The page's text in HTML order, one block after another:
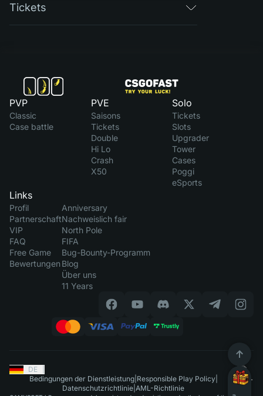
Tickets
PVP
Classic
Case battle
PVE
Saisons
Tickets
Double
Hi Lo
Crash
X50
Solo
Tickets
Slots
Upgrader
Tower
Cases
Poggi
eSports
Links
Profil
Partnerschaft
VIP
FAQ
Free Game
Bewertungen
Anniversary
Nachweislich fair
North Pole
FIFA
Bug-Bounty-Programm
Blog
Über uns
11 Years
DE
Bedingungen der Dienstleistung| Responsible Play Policy|
Datenschutzrichtlinie AML-Richtlinie